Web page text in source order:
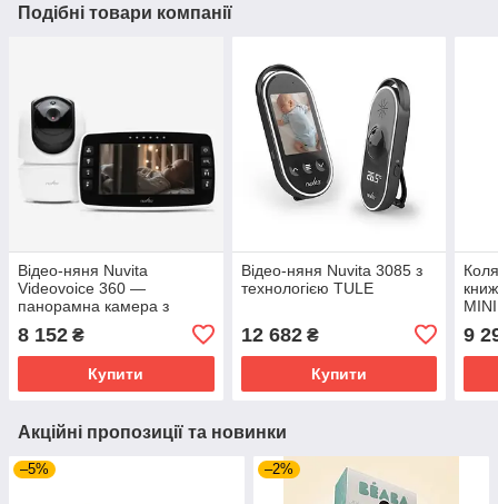
Подібні товари компанії
Відео-няня Nuvita
Videovoice 360 —
панорамна камера з
слухай"
8 152 ₴
Купити
Відео-няня Nuvita 3085 з
технологією TULE
12 682₴
Купити
MINI
9
Акційні пропозиції та новинки
–5% –2%